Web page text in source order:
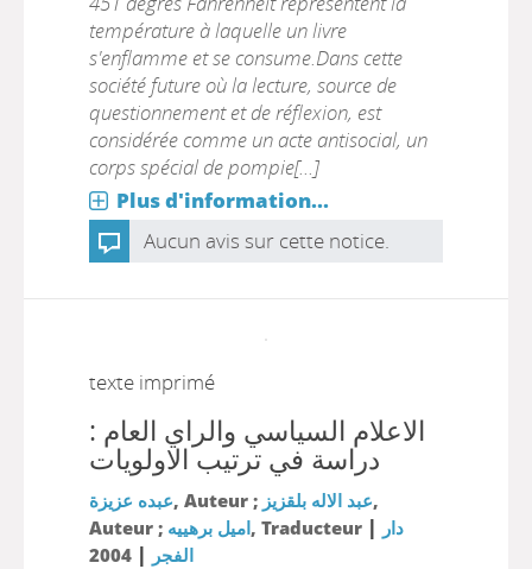
température à laquelle un livre
s'enflamme et se consume.Dans cette
société future où la lecture, source de
questionnement et de réflexion, est
considérée comme un acte antisocial, un
corps spécial de pompie[...]
Plus d'information...
Aucun avis sur cette notice.
texte imprimé
الاعلام السياسي والراي العام :
دراسة في ترتيب الاولويات
عبده عزيزة, Auteur ; عبد الاله بلقزيز,
Auteur ; اميل برهييه, Traducteur | دار
الفجر |
2004